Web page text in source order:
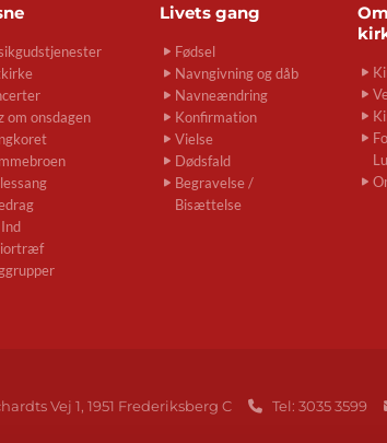
om onsdagen
Livets gang
Fødsel
Navngivning og dåb
Navneændring
Konfirmation
Vielse
Dødsfald
Begravelse /
Bisættelse
Vej 1, 1951 Frederiksberg C Tel: 3035 3599